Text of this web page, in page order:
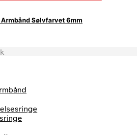
Armbånd Sølvfarvet 6mm